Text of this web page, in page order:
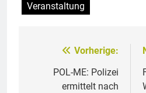
Veranstaltung
Vorherige:
POL-ME: Polizei
ermittelt nach